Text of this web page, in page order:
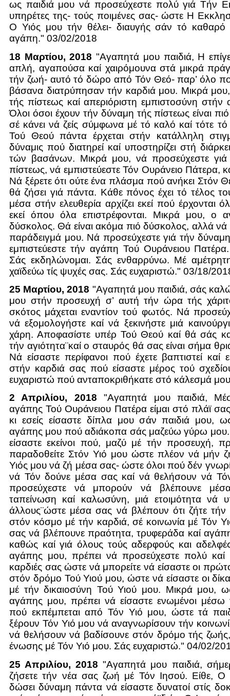
ως παιδιά μου νά προσεύχεστε πολύ γιά Τήν
υπηρέτες της- τούς ποιμένες σας- ώστε Η
Ο Υιός μου τήν θέλει- διαυγής σάν τό καθαρό
αγάπη." 03/02/2018
18 Μαρτίου, 2018 "Αγαπητά μου παιδιά, Η
απλή, αγαπούσα καί χαιρόμουνα στά μικρά
τήν ζωή- αυτό τό δώρο από Τόν Θεό- παρ’ όλο
βάσανα διατρύπησαν τήν καρδιά μου. Μικρά
τής πίστεως καί απεριόριστη εμπιστοσύνη
Όλοι όσοι έχουν τήν δύναμη τής πίστεως είναι
σέ κάνει νά ζείς σύμφωνα μέ τό καλό καί τότε
Τού Θεού πάντα έρχεται στήν κατάλληλη
δύναμις πού διατηρεί καί υποστηρίζει στή
τών βασάνων. Μικρά μου, νά προσεύχεστε
πίστεως, νά εμπιστεύεστε Τόν Ουράνειο Πάτερα,
Νά ξέρετε ότι ούτε ένα πλάσμα πού ανήκει Στόν
θά ζήσει γιά πάντα. Κάθε πόνος έχει τό τέλος
μέσα στήν ελευθερία αρχίζει εκεί πού έρχονται
εκεί όπου όλα επιστρέφονται. Μικρά μου, ο
δύσκολος. Θά είναι ακόμα πιό δύσκολος, αλλά νά
παράδειγμά μου. Νά προσεύχεστε γιά τήν
εμπιστεύεστε τήν αγάπη Τού Ουράνειου
Σάς εκδηλώνομαι. Σάς ενθαρρύνω. Μέ
χαϊδεύω τίς ψυχές σας. Σάς ευχαριστώ." 03/18/
25 Μαρτίου, 2018 "Αγαπητά μου παιδιά, σάς
μου στήν προσευχή σ’ αυτή τήν ώρα τής
σκότος μάχεται εναντίον τού φωτός. Νά
νά εξομολογήστε καί νά ξεκινήστε μιά
χάρη. Αποφασίστε υπέρ Τού Θεού καί θά σάς
τήν αγιότητα¨καί ο σταυρός θά σας είναι σήμα
Νά είσαστε περίφανοι πού έχετε βαπτιστεί καί
στήν καρδιά σας πού είσαστε μέρος τού
ευχαριστώ πού ανταποκριθήκατε στό κάλεσμά
2 Απριλίου, 2018 "Αγαπητά μου παιδιά,
αγάπης Τού Ουράνειου Πατέρα είμαι στό πλάϊ
κι εσείς είσαστε δίπλα μου σάν παιδιά μου,
αγάπης μου πού αδιάκοπα σάς μαζεύω γύρω μου.
είσαστε εκείνοι πού, μαζύ μέ τήν προσευχή,
παραδοθείτε Στόν Υιό μου ώστε πλέον νά μήν
Υιός μου νά ζή μέσα σας- ώστε όλοι πού δέν
νά Τόν δούνε μέσα σας καί νά θελήσουν νά
προσεύχεστε νά μπορούν νά βλέπουνε
ταπείνωση καί καλωσύνη, μιά ετοιμότητα νά
άλλους¨ώστε μέσα σας νά βλέπουν ότι ζήτε
στόν κόσμο μέ τήν καρδιά, σέ κοινωνία μέ Τόν
σας νά βλέπουνε πραότητα, τρυφεράδα καί
καθώς καί γιά όλους τούς αδερφούς και
αγάπης μου, πρέπει νά προσεύχεστε πολύ καί
καρδιές σας ώστε νά μπορείτε νά είσαστε οι
στόν δρόμο Τού Υιού μου, ώστε νά είσαστε οι
μέ τήν δικαιοσύνη Τού Υιού μου. Μικρά μου,
αγάπης μου, πρέπει νά είσαστε ενωμένοι μέσω
πού εκπέμπεται από Τόν Υιό μου, ώστε τά
ξέρουν Τόν Υιό μου νά αναγνωρίσουν τήν
νά θελήσουν νά βαδίσουνε στόν δρόμο τής
ένωσης μέ Τόν Υιό μου. Σάς ευχαριστώ." 04/02/
25 Απριλίου, 2018 "Αγαπητά μου παιδιά,
ζήσετε τήν νέα σας ζωή μέ Τόν Ιησού. Είθε,
δώσει δύναμη πάντα νά είσαστε δυνατοί στίς